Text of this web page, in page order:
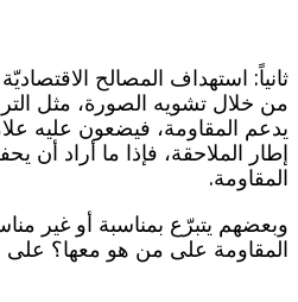
ثانياً: استهداف المصالح
من خلال تشويه الصورة، مثل
يدعم المقاومة، فيضعون عليه
إطار الملاحقة، فإذا ما أراد أن
المقاومة.
وبعضهم يتبرّع بمناسبة أو غير
المقاومة على من هو معها؟ على